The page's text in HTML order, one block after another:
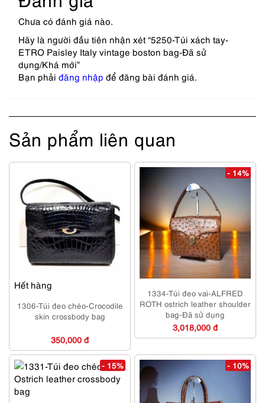
Chưa có đánh giá nào.
Hãy là người đầu tiên nhận xét “5250-Túi xách tay-
ETRO Paisley Italy vintage boston bag-Đã sử
dụng/Khá mới”
Bạn phải đăng nhập để đăng bài đánh giá.
Sản phẩm liên quan
Hết hàng
1306-Túi đeo chéo-Crocodile
skin crossbody bag
350,000 đ
- 14%
1334-Túi đeo vai-ALFRED
ROTH ostrich leather shoulder
bag-Đã sử dụng
3,018,000 đ
- 15% - 10%